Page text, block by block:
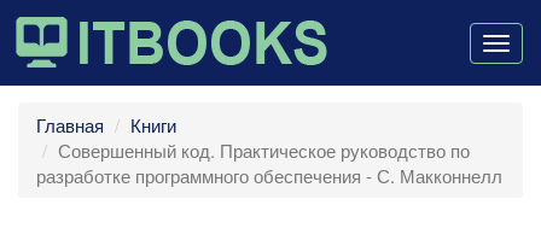
Главная
Книги
Совершенный код. Практическое руководство по
разработке программного обеспечения - С. Макконнелл